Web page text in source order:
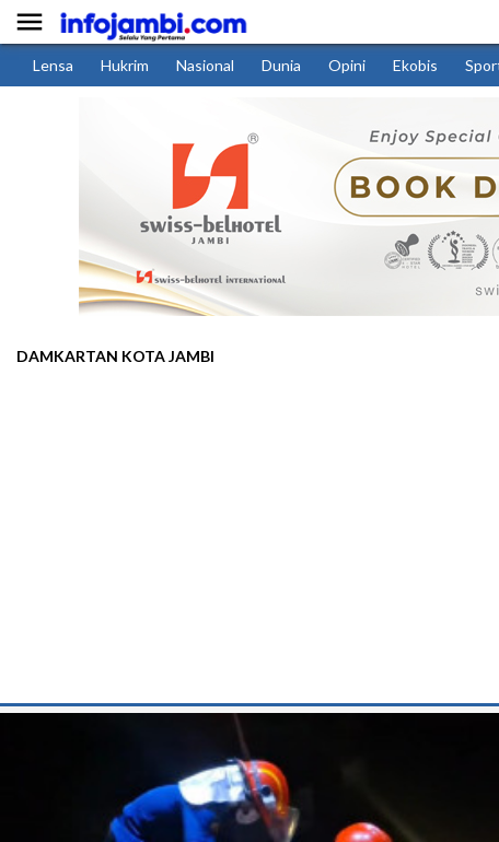

Lensa Hukrim Nasional Dunia Opini Ekobis
DAMKARTAN KOTA JAMBI